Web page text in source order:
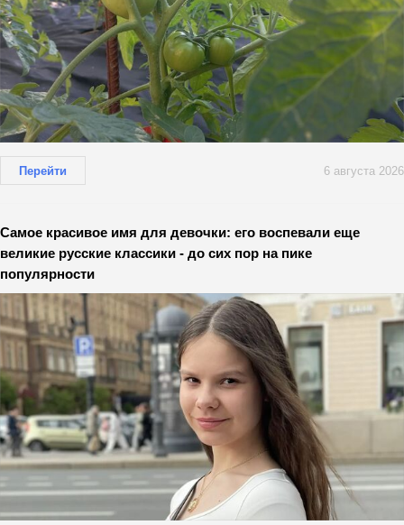
Перейти 6 августа 2026
Самое красивое имя для девочки: его воспевали еще
великие русские классики - до сих пор на пике
популярности